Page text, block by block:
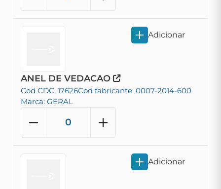
ANEL DE VEDACAO
Cod CDC: 17626Cod fabricante: 0007-2014-600
Marca: GERAL
Adicionar
Adicionar